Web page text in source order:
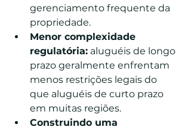
gerenciamento frequente da
propriedade.
Menor complexidade
regulatória: aluguéis de longo
prazo geralmente enfrentam
menos restrições legais do
que aluguéis de curto prazo
em muitas regiões.
Construindo uma